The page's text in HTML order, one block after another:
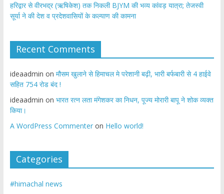
​हरिद्वार से वीरभद्र (ऋषिकेश) तक निकली BJYM की भव्य कांवड़ यात्रा; तेजस्वी
सूर्या ने की देश व प्रदेशवासियों के कल्याण की कामना
Recent Comments
ideaadmin on मौसम खुलाने से हिमाचल मे परेशानी बढ़ी, भारी बर्फबारी से 4 हाईवे
सहित 754 रोड बंद !
ideaadmin on भारत रत्न लता मंगेशकर का निधन, पूज्य मोरारी बापू ने शोक व्यक्त
किया।
A WordPress Commenteron Hello world!
Categories
#himachal news